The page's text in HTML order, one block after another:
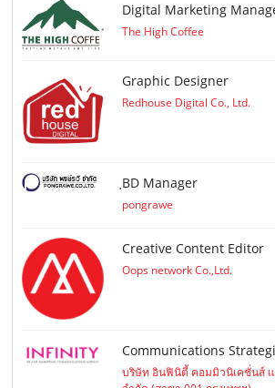
Digital Marketing
The High Coffee
Graphic Designer
Redhouse Digital Co., Ltd.
ฺBD Manager
pongrawe
Creative Content Editor
Oops network Co.,Ltd.
Communications
บริษัท อินฟินิตี้ คอมมิวนิเคชั่นส์